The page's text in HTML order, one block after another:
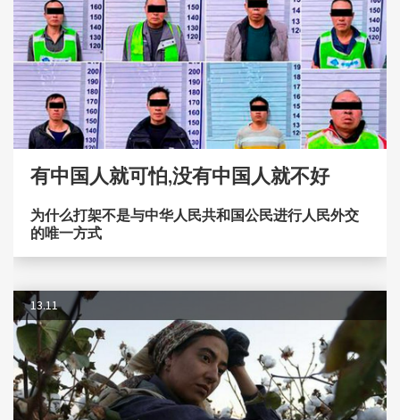
有中国人就可怕,没有中国人就不好
为什么打架不是与中华人民共和国公民进行人民外交
的唯一方式
13.11